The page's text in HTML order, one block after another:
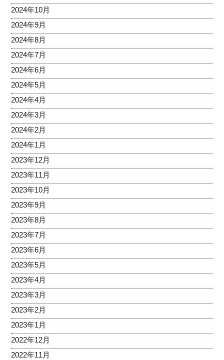
2024年10月
2024年9月
2024年8月
2024年7月
2024年6月
2024年5月
2024年4月
2024年3月
2024年2月
2024年1月
2023年12月
2023年11月
2023年10月
2023年9月
2023年8月
2023年7月
2023年6月
2023年5月
2023年4月
2023年3月
2023年2月
2023年1月
2022年12月
2022年11月